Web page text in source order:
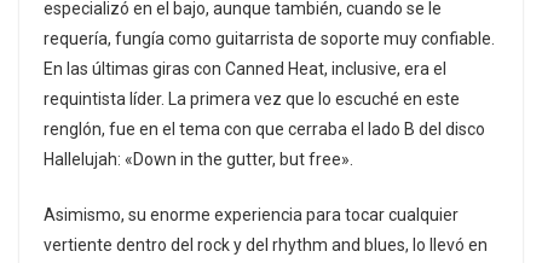
especializó en el bajo, aunque también, cuando se le
requería, fungía como guitarrista de soporte muy confiable.
En las últimas giras con Canned Heat, inclusive, era el
requintista líder. La primera vez que lo escuché en este
renglón, fue en el tema con que cerraba el lado B del disco
Hallelujah: «Down in the gutter, but free».
Asimismo, su enorme experiencia para tocar cualquier
vertiente dentro del rock y del rhythm and blues, lo llevó en